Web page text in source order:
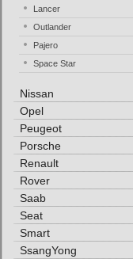
Lancer
Outlander
Pajero
Space Star
Nissan
Opel
Peugeot
Porsche
Renault
Rover
Saab
Seat
Smart
SsangYong